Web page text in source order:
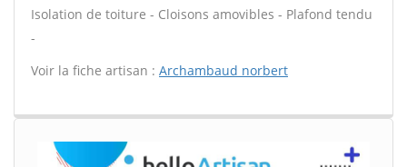
Isolation de toiture - Cloisons amovibles - Plafond tendu
-
Voir la fiche artisan : Archambaud norbert